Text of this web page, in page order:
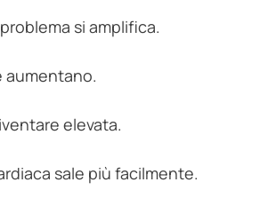
si amplifica.
aumentano.
elevata.
sale più facilmente.